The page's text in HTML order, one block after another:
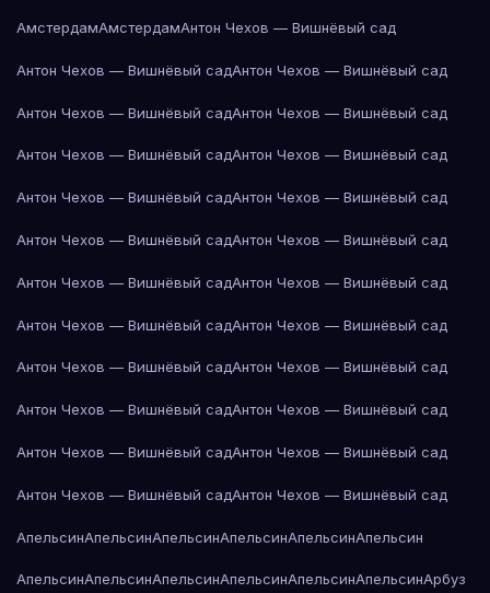
АмстердамАмстердамАнтон Чехов — Вишнёвый сад
Антон Чехов — Вишнёвый садАнтон Чехов — Вишнёвый сад
Антон Чехов — Вишнёвый садАнтон Чехов — Вишнёвый сад
Антон Чехов — Вишнёвый садАнтон Чехов — Вишнёвый сад
Антон Чехов — Вишнёвый садАнтон Чехов — Вишнёвый сад
Антон Чехов — Вишнёвый садАнтон Чехов — Вишнёвый сад
Антон Чехов — Вишнёвый садАнтон Чехов — Вишнёвый сад
Антон Чехов — Вишнёвый садАнтон Чехов — Вишнёвый сад
Антон Чехов — Вишнёвый садАнтон Чехов — Вишнёвый сад
Антон Чехов — Вишнёвый садАнтон Чехов — Вишнёвый сад
Антон Чехов — Вишнёвый садАнтон Чехов — Вишнёвый сад
Антон Чехов — Вишнёвый садАнтон Чехов — Вишнёвый сад
АпельсинАпельсинАпельсинАпельсинАпельсинАпельсин
АпельсинАпельсинАпельсинАпельсинАпельсинАпельсинАрбуз